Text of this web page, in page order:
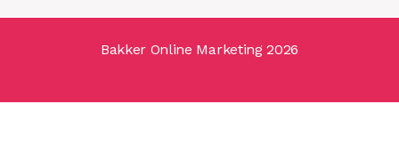
Bakker Online Marketing 2026